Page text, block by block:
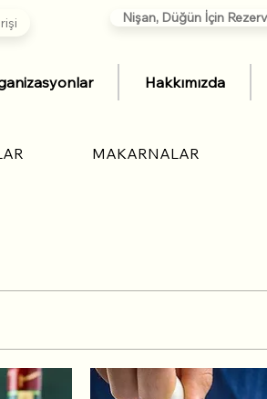
Nişan, Düğün İçin
Hakkımızda
MAKARNALAR